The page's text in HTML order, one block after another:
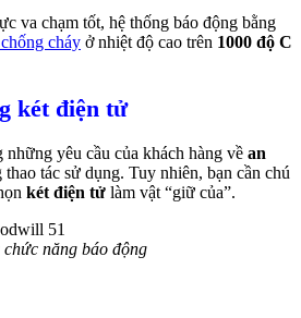
va chạm tốt, hệ thống báo động bằng
cháy ở nhiệt độ cao trên 1000 độ C
két điện tử
yêu cầu của khách hàng về an
tác sử dụng. Tuy nhiên, bạn cần chú
két điện tử làm vật “giữ của”.
năng báo động